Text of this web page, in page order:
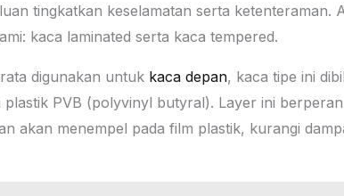
tingkatkan keselamatan serta ketenteraman.
kaca laminated serta kaca tempered.
digunakan untuk kaca depan, kaca tipe ini
plastik PVB (polyvinyl butyral). Layer ini
akan menempel pada film plastik, kurangi